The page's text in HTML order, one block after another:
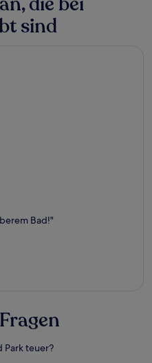
sind
Bad!"
Park teuer?